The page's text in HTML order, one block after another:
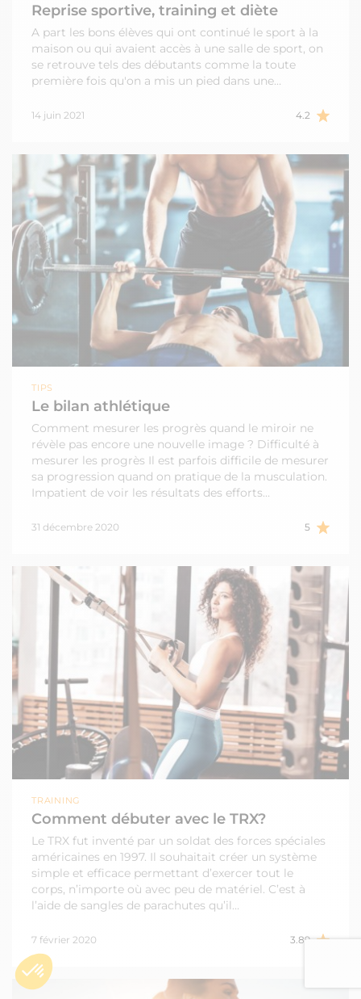
Reprise sportive, training et diète
A part les bons élèves qui ont continué le sport à la
maison ou qui avaient accès à une salle de sport, on
se retrouve tels des débutants comme la toute
première fois qu'on a mis un pied dans une…
14 juin 2021 4.2
TIPS
Le bilan athlétique
Comment mesurer les progrès quand le miroir ne
révèle pas encore une nouvelle image ? Difficulté à
mesurer les progrès Il est parfois difficile de mesurer
sa progression quand on pratique de la musculation.
Impatient de voir les résultats des efforts…
31 décembre 2020 5
TRAINING
Comment débuter avec le TRX?
Le TRX fut inventé par un soldat des forces spéciales
américaines en 1997. Il souhaitait créer un système
simple et efficace permettant d’exercer tout le
corps, n’importe où avec peu de matériel. C’est à
l’aide de sangles de parachutes qu’il…
7 février 2020 3.89